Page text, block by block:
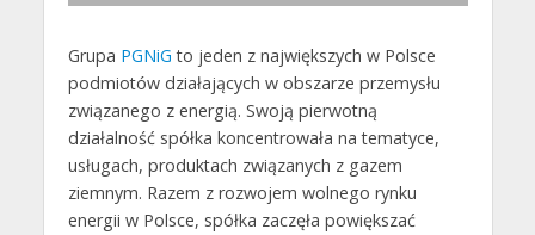
Grupa PGNiG to jeden z największych w Polsce
podmiotów działających w obszarze przemysłu
związanego z energią. Swoją pierwotną
działalność spółka koncentrowała na tematyce,
usługach, produktach związanych z gazem
ziemnym. Razem z rozwojem wolnego rynku
energii w Polsce, spółka zaczęła powiększać